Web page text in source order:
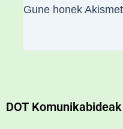
Gune honek
DOT Komunikabideak